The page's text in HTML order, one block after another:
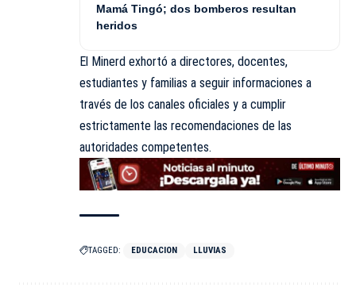
Mamá Tingó; dos bomberos resultan
heridos
El Minerd exhortó a directores, docentes,
estudiantes y familias a seguir informaciones a
través de los canales oficiales y a cumplir
estrictamente las recomendaciones de las
autoridades competentes.
TAGGED: EDUCACION LLUVIAS